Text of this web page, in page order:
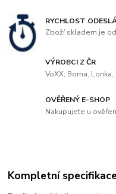
RYCHLOST
Zboží skladem je
VÝROBCI Z ČR
VoXX, Boma,
OVĚŘENÝ E-SHOP
Nakupujete u
Kompletní